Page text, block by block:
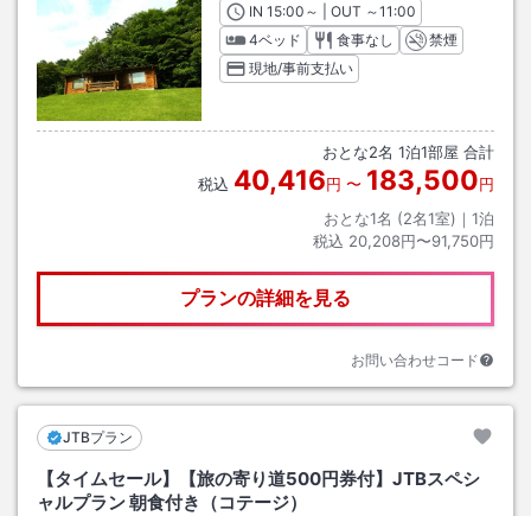
INチェックイン
15:00 ～ | OUT チェックアウト
～11:00
4ベッド
食事なし
禁煙
現地/事前支払い
おとな2名 1泊1部屋 合計
税込 40,416円 〜 183,500円
おとな1名 (2名1室)｜ 1泊
税込 20,208円〜91,750円
プランの詳細を見る
お問い合わせコード
JTBプラン
【タイムセール】【旅の寄り道500円券付】JTBスペシ
ャルプラン 朝食付き（コテージ）